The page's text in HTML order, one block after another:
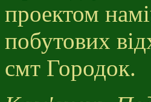
проектом
побутових
смт Городок.